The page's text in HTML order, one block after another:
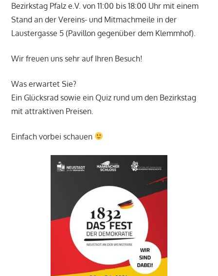
Bezirkstag Pfalz e.V. von 11:00 bis 18:00 Uhr mit einem
Stand an der Vereins- und Mitmachmeile in der
Laustergasse 5 (Pavillon gegenüber dem Klemmhof).
Wir freuen uns sehr auf Ihren Besuch!
Was erwartet Sie?
Ein Glücksrad sowie ein Quiz rund um den Bezirkstag
mit attraktiven Preisen.
Einfach vorbei schauen